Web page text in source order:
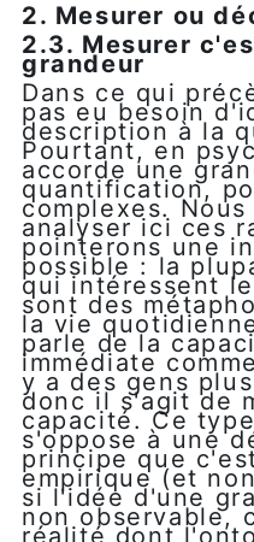
2. Mesurer ou
2.3. Mesurer
grandeur
Dans ce qui
pas eu besoin
description à la
Pourtant, en
accorde une
quantification,
complexes.
analyser ici ces
pointerons une
possible : la
qui intéressent
sont des
la vie
parle de la
immédiate
y a des gens
donc il s'agit de
capacité. Ce
s'oppose à une
principe que
empirique (et
si l'idée d'une
non observable,
réalité dont